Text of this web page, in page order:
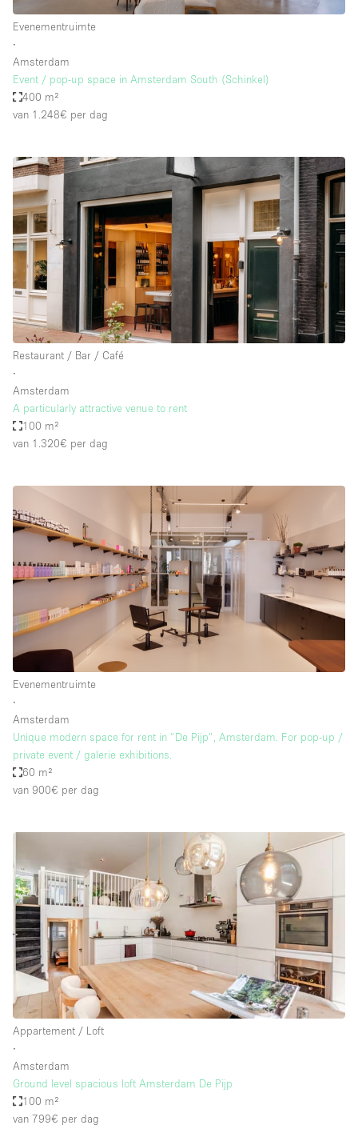
Evenementruimte
∙
Amsterdam
Event / pop-up space in Amsterdam South (Schinkel)
400 m²
van 1.248€ per dag
Restaurant / Bar / Café
∙
Amsterdam
A particularly attractive venue to rent
100 m²
van 1.320€ per dag
Evenementruimte
∙
Amsterdam
Unique modern space for rent in "De Pijp", Amsterdam. For pop-up /
private event / galerie exhibitions.
60 m²
van 900€ per dag
Appartement / Loft
∙
Amsterdam
Ground level spacious loft Amsterdam De Pijp
100 m²
van 799€ per dag